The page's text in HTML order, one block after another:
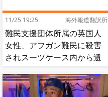
11/25 19:25 海外報道翻訳所
難民支援団体所属の英国人
女性、アフガン難民に殺害
されスーツケース内から遺
応]